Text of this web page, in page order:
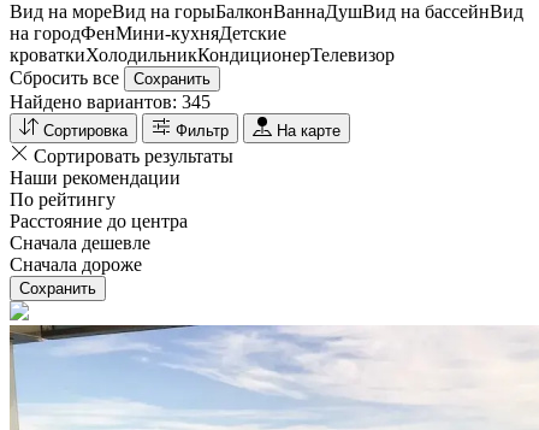
Вид на мореВид на горыБалконВаннаДушВид на бассейнВид
на городФенМини-кухняДетские
кроваткиХолодильникКондиционерТелевизор
Сбросить все
Сохранить
Найдено вариантов: 345
Сортировка Фильтр На карте
Сортировать результаты
Наши рекомендации
По рейтингу
Расстояние до центра
Сначала дешевле
Сначала дороже
Сохранить